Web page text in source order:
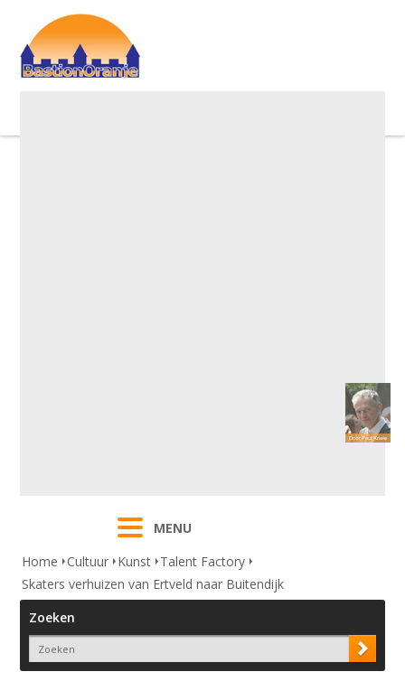
MENU
Home
Cultuur Kunst Talent Factory
Skaters verhuizen van Ertveld naar Buitendijk
Zoeken